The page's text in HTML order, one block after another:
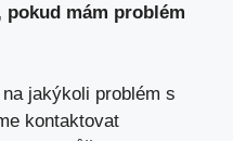
pokud mám problém
jakýkoli problém s
kontaktovat